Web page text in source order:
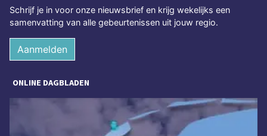
Schrijf je in voor onze nieuwsbrief en krijg wekelijks een
samenvatting van alle gebeurtenissen uit jouw regio.
Aanmelden
ONLINE DAGBLADEN